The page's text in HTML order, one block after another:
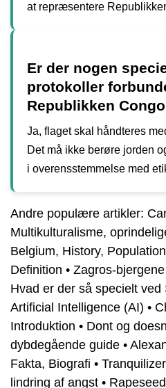
at repræsentere
Er der nogen
protokoller
Republikken
Ja, flaget skal håndteres
Det må ikke berøre jorden
i overensstemmelse med
Andre populære artikler:
Multikulturalisme,
Belgium, History,
Definition • Zagros-
Hvad er der så specielt
Artificial Intelligence (AI) •
Introduktion • Dont og
dybdegående guide •
Fakta, Biografi •
lindring af angst •